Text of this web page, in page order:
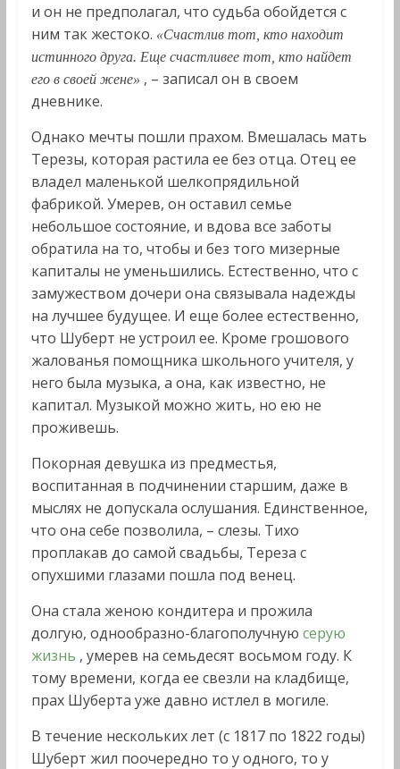
и он не предполагал, что судьба обойдется с
ним так жестоко. «Счастлив тот, кто находит
истинного друга. Еще счастливее тот, кто найдет
его в своей жене» , – записал он в своем
дневнике.
Однако мечты пошли прахом. Вмешалась мать
Терезы, которая растила ее без отца. Отец ее
владел маленькой шелкопрядильной
фабрикой. Умерев, он оставил семье
небольшое состояние, и вдова все заботы
обратила на то, чтобы и без того мизерные
капиталы не уменьшились. Естественно, что с
замужеством дочери она связывала надежды
на лучшее будущее. И еще более естественно,
что Шуберт не устроил ее. Кроме грошового
жалованья помощника школьного учителя, у
него была музыка, а она, как известно, не
капитал. Музыкой можно жить, но ею не
проживешь.
Покорная девушка из предместья,
воспитанная в подчинении старшим, даже в
мыслях не допускала ослушания. Единственное,
что она себе позволила, – слезы. Тихо
проплакав до самой свадьбы, Тереза с
опухшими глазами пошла под венец.
Она стала женою кондитера и прожила
долгую, однообразно-благополучную серую
жизнь , умерев на семьдесят восьмом году. К
тому времени, когда ее свезли на кладбище,
прах Шуберта уже давно истлел в могиле.
В течение нескольких лет (с 1817 по 1822 годы)
Шуберт жил поочередно то у одного, то у